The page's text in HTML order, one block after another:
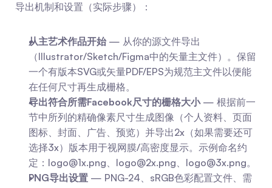
导出机制和设置（实际步骤）：
从主艺术作品开始 — 从你的源文件导出
（Illustrator/Sketch/Figma中的矢量主文件）。保留
一个有版本SVG或矢量PDF/EPS为规范主文件以便能
在任何尺寸再生成栅格。
导出符合所需Facebook尺寸的栅格大小 — 根据前一
节中所列的精确像素尺寸生成图像（个人资料、页面
图标、封面、广告、预览）并导出2x（如果需要还可
选择3x）版本用于视网膜/高密度显示。示例命名约
定： logo@1x.png、 logo@2x.png、 logo@3x.png。
PNG导出设置 — PNG-24、sRGB色彩配置文件、需